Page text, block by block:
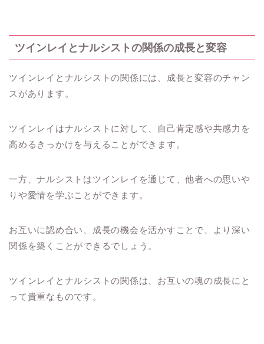
ツインレイとナルシストの関係の成長と変容
ツインレイとナルシストの関係には、成長と変容のチャン
スがあります。
ツインレイはナルシストに対して、自己肯定感や共感力を
高めるきっかけを与えることができます。
一方、ナルシストはツインレイを通じて、他者への思いや
りや愛情を学ぶことができます。
お互いに認め合い、成長の機会を活かすことで、より深い
関係を築くことができるでしょう。
ツインレイとナルシストの関係は、お互いの魂の成長にと
って貴重なものです。